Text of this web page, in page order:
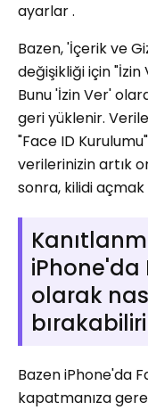
ayarlar .
Bazen, 'İçerik ve
değişikliği için
Bunu 'İzin Ver'
geri yüklenir.
"Face ID
verilerinizin artık
sonra, kilidi açmak
iPhone'da
olarak
Bazen iPhone'da
kapatmanıza